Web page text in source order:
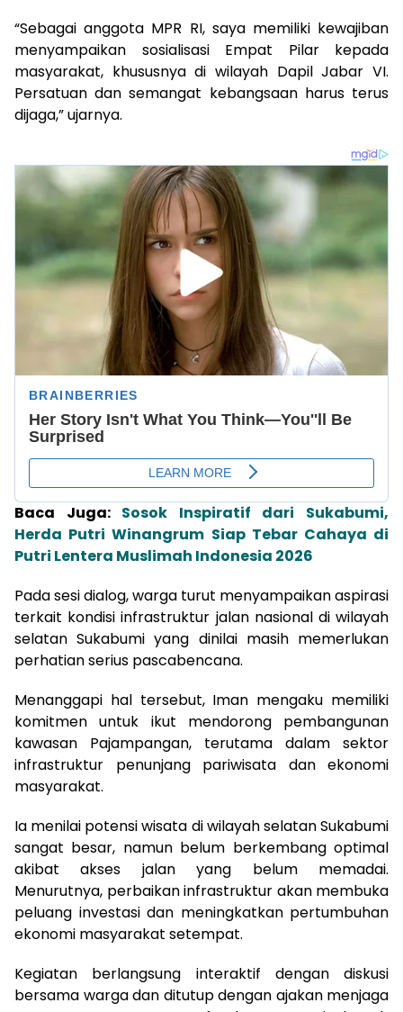
“Sebagai anggota MPR RI, saya memiliki kewajiban
menyampaikan sosialisasi Empat Pilar kepada
masyarakat, khususnya di wilayah Dapil Jabar VI.
Persatuan dan semangat kebangsaan harus terus
dijaga,” ujarnya.
Baca Juga: Sosok Inspiratif dari Sukabumi,
Herda Putri Winangrum Siap Tebar Cahaya di
Putri Lentera Muslimah Indonesia 2026
Pada sesi dialog, warga turut menyampaikan aspirasi
terkait kondisi infrastruktur jalan nasional di wilayah
selatan Sukabumi yang dinilai masih memerlukan
perhatian serius pascabencana.
Menanggapi hal tersebut, Iman mengaku memiliki
komitmen untuk ikut mendorong pembangunan
kawasan Pajampangan, terutama dalam sektor
infrastruktur penunjang pariwisata dan ekonomi
masyarakat.
Ia menilai potensi wisata di wilayah selatan Sukabumi
sangat besar, namun belum berkembang optimal
akibat akses jalan yang belum memadai.
Menurutnya, perbaikan infrastruktur akan membuka
peluang investasi dan meningkatkan pertumbuhan
ekonomi masyarakat setempat.
Kegiatan berlangsung interaktif dengan diskusi
bersama warga dan ditutup dengan ajakan menjaga